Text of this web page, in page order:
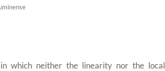
which neither the linearity nor the local